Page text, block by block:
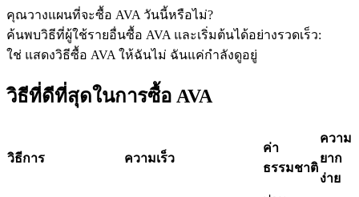
คัดลอกการซื้อขาย
คุณวางแผนที่จะซื้อ AVA วันนี้หรือไม่?
ค้นพบวิธีที่ผู้ใช้รายอื่นซื้อ AVA และเริ่มต้นได้อย่างรวดเร็ว:
ใช่ แสดงวิธีซื้อ AVA ให้ฉันไม่ ฉันแค่กำลังดูอยู่
วิธีที่ดีที่สุดในการซื้อ AVA
วิธีการ ความเร็ว
ค่า
ธรรมชาติ
ความ
ยาก
ง่าย